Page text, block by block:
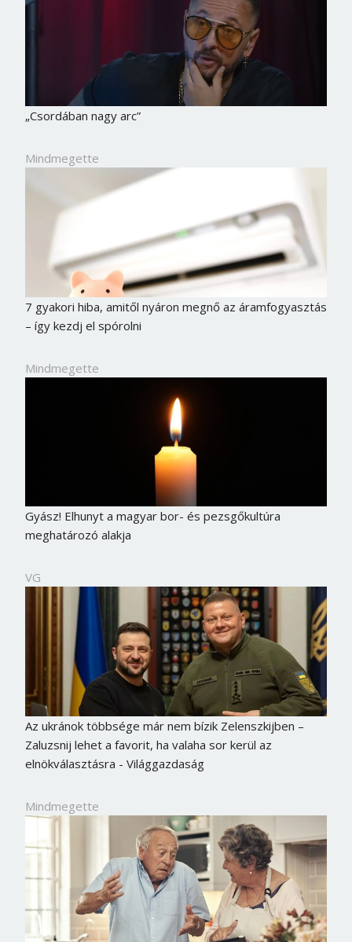
„Csordában nagy arc”
Mindmegette
7 gyakori hiba, amitől nyáron megnő az áramfogyasztás
– így kezdj el spórolni
Mindmegette
Gyász! Elhunyt a magyar bor- és pezsgőkultúra
meghatározó alakja
VG
Az ukránok többsége már nem bízik Zelenszkijben –
Zaluzsnij lehet a favorit, ha valaha sor kerül az
elnökválasztásra - Világgazdaság
Mindmegette
Bejelentkezés